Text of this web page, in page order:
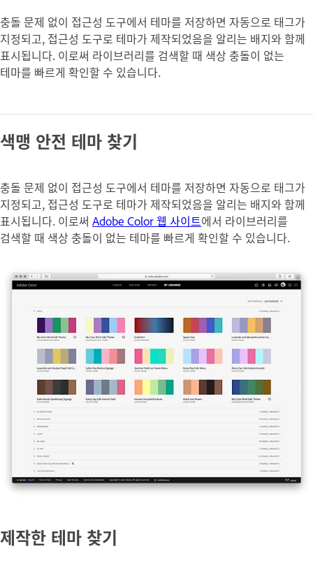
충돌 문제 없이 접근성 도구에서 테마를 저장하면 자동으로 태그가
지정되고, 접근성 도구로 테마가 제작되었음을 알리는 배지와 함께
표시됩니다. 이로써 라이브러리를 검색할 때 색상 충돌이 없는
테마를 빠르게 확인할 수 있습니다.
색맹 안전 테마 찾기
충돌 문제 없이 접근성 도구에서 테마를 저장하면 자동으로 태그가
지정되고, 접근성 도구로 테마가 제작되었음을 알리는 배지와 함께
표시됩니다. 이로써 Adobe Color 웹 사이트에서 라이브러리를
검색할 때 색상 충돌이 없는 테마를 빠르게 확인할 수 있습니다.
제작한 테마 찾기